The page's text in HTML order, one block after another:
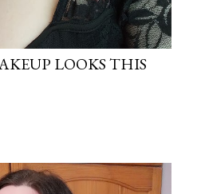
LOOKS THIS